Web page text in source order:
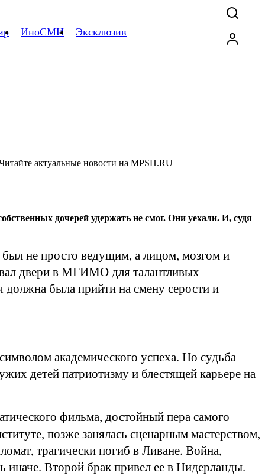
ИноСМИ Эксклюзив
дочерей удержать не смог. Они уехали. И, судя
был не просто ведущим, а лицом, мозгом и
двери в МГИМО для талантливых
была прийти на смену серости и
академического успеха. Но судьба
детей патриотизму и блестящей карьере на
фильма, достойный пера самого
позже занялась сценарным мастерством,
трагически погиб в Ливане. Война,
иначе. Второй брак привел ее в Нидерланды.